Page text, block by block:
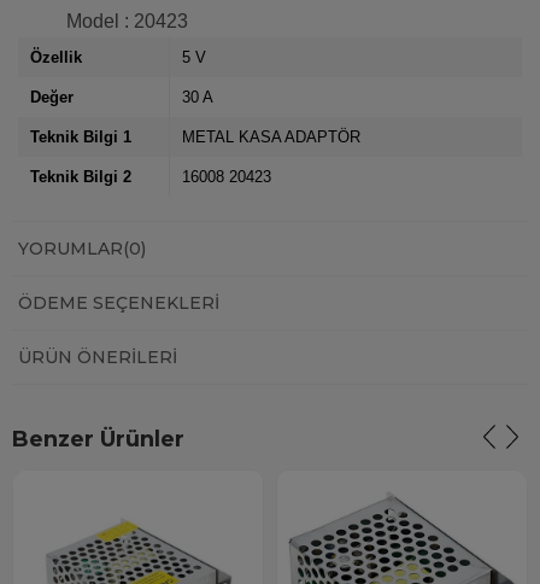
Model : 20423
Özellik 5 V
Değer 30 A
Teknik Bilgi 1 METAL KASA ADAPTÖR
Teknik Bilgi 2 16008 20423
YORUMLAR(0)
ÖDEME SEÇENEKLERI
ÜRÜN ÖNERILERI
Benzer Ürünler